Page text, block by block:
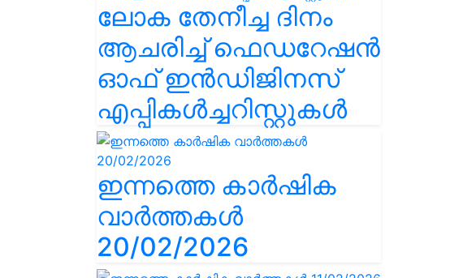
ലോക തേനീച്ച ദിനം
ആചരിച്ച് ഫെഡറേഷൻ
ഓഫ് ഇൻഡിജിനസ്
എപ്പികൾച്ചറിസ്റ്റുകൾ
ഇന്നത്തെ കാർഷിക
വാർത്തകൾ
20/02/2026